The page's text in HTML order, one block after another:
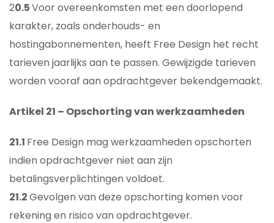
20.5Voor overeenkomsten met een doorlopend
karakter, zoals onderhouds- en
hostingabonnementen, heeft Free Design het recht
tarieven jaarlijks aan te passen. Gewijzigde tarieven
worden vooraf aan opdrachtgever bekendgemaakt.
Artikel 21 – Opschorting van werkzaamheden
21.1 Free Design mag werkzaamheden opschorten
indien opdrachtgever niet aan zijn
betalingsverplichtingen voldoet.
21.2Gevolgen van deze opschorting komen voor
rekening en risico van opdrachtgever.